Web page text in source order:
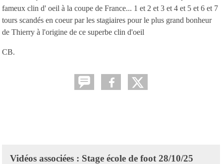
fameux clin d' oeil à la coupe de France... 1 et 2 et 3 et 4 et 5 et 6 et 7
tours scandés en coeur par les stagiaires pour le plus grand bonheur
de Thierry à l'origine de ce superbe clin d'oeil
CB.
Vidéos associées : Stage école de foot 28/10/25